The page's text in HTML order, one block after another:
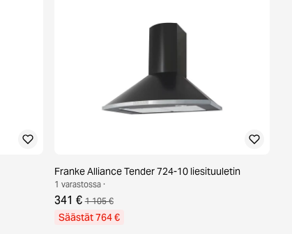
Franke Alliance Tender 724-10 liesituuletin
1 varastossa ·
341 € 1 105 €
Säästät 764 €